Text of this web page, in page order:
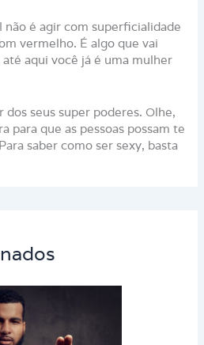
não é agir com superficialidade
vermelho. É algo que vai
aqui você já é uma mulher
dos seus super poderes. Olhe,
para que as pessoas possam te
saber como ser sexy, basta